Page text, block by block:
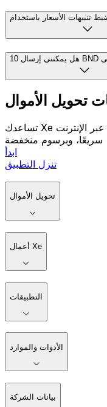
تحويل الأموال
تساعدك Xe على إرسال تحويلات مالية إلى الخارج عبر الإنترنت
سريعًا، وبرسوم منخفضة
ابدأ
تنزل التطبيق
تحويل الأموال
أعمال Xe
التطبيقات
الأدوات والموارد
بيانات الشركة